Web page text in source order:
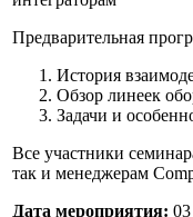
Предварительная
История
Обзор линеек
Задачи и
Все участники
так и менеджерам
Дата мероприятия: 03